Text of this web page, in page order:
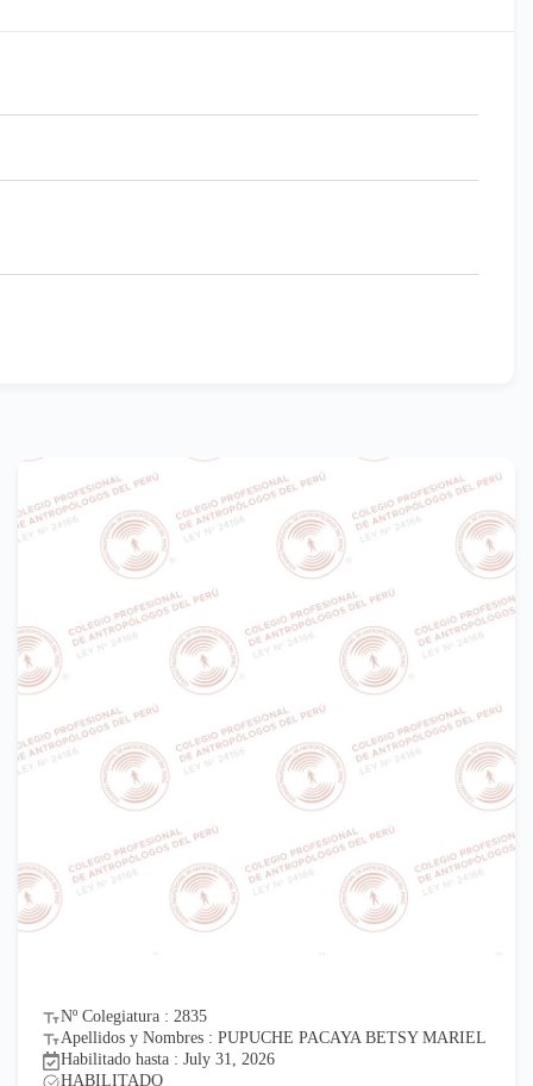
Nº Colegiatura : 2835
Apellidos y Nombres : PUPUCHE PACAYA BETSY MARIEL
Habilitado hasta : July 31, 2026
HABILITADO